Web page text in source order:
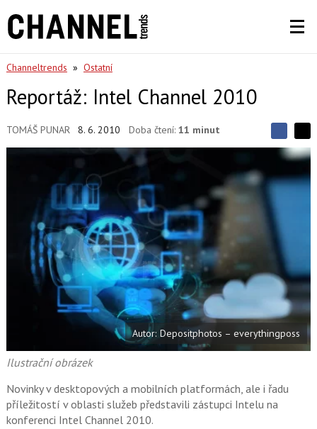
Channeltrends » Ostatní
Reportáž: Intel Channel 2010
TOMÁŠ PUNAR 8. 6. 2010 Doba čtení: 11 minut
S
í
l
e
t
S
e
e
o
k
u
d
l
e
t
X
Autor: Depositphotos – everythingposs
Ilustrační obrázek
Novinky v desktopových a mobilních platformách, ale i řadu
příležitostí v oblasti služeb představili zástupci Intelu na
konferenci Intel Channel 2010.